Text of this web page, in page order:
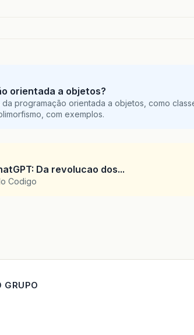
orientada a objetos?
programação orientada a objetos, como
com exemplos.
Da revolucao dos...
Codigo
GRUPO